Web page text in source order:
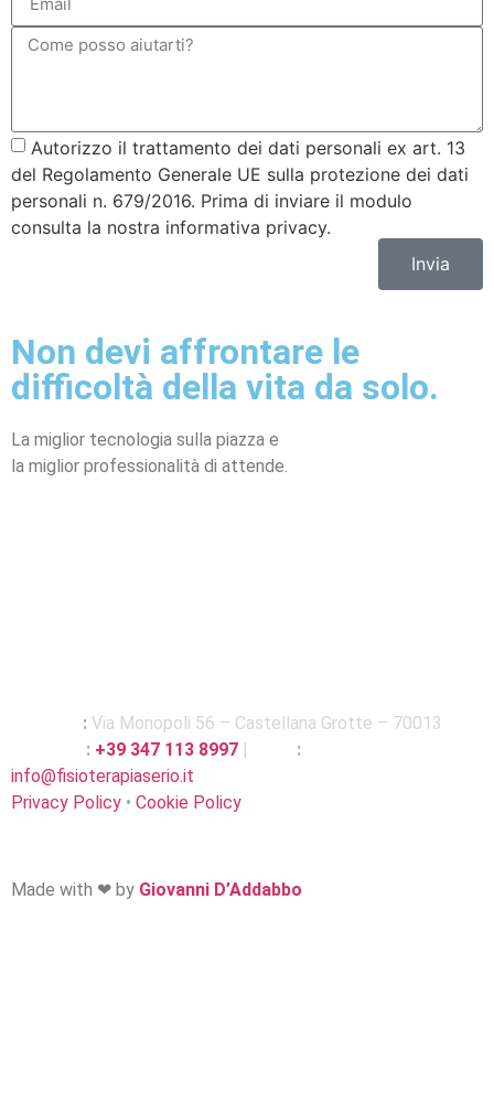
Autorizzo il trattamento dei dati personali ex art. 13
del Regolamento Generale UE sulla protezione dei dati
personali n. 679/2016. Prima di inviare il modulo
consulta la nostra informativa privacy.
Invia
Non devi affrontare le
difficoltà della vita da solo.
La miglior tecnologia sulla piazza e
la miglior professionalità di attende.
: Via Monopoli 56 – Castellana Grotte – 70013
: +39 347 113 8997
:
info@fisioterapiaserio.it
Privacy Policy • Cookie Policy
Made with ❤ by Giovanni D’Addabbo